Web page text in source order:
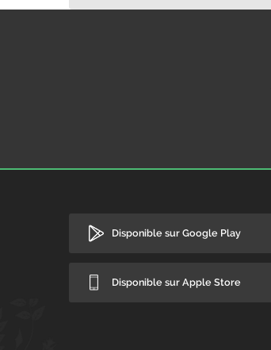
Disponible sur Google Play
Disponible sur Apple Store